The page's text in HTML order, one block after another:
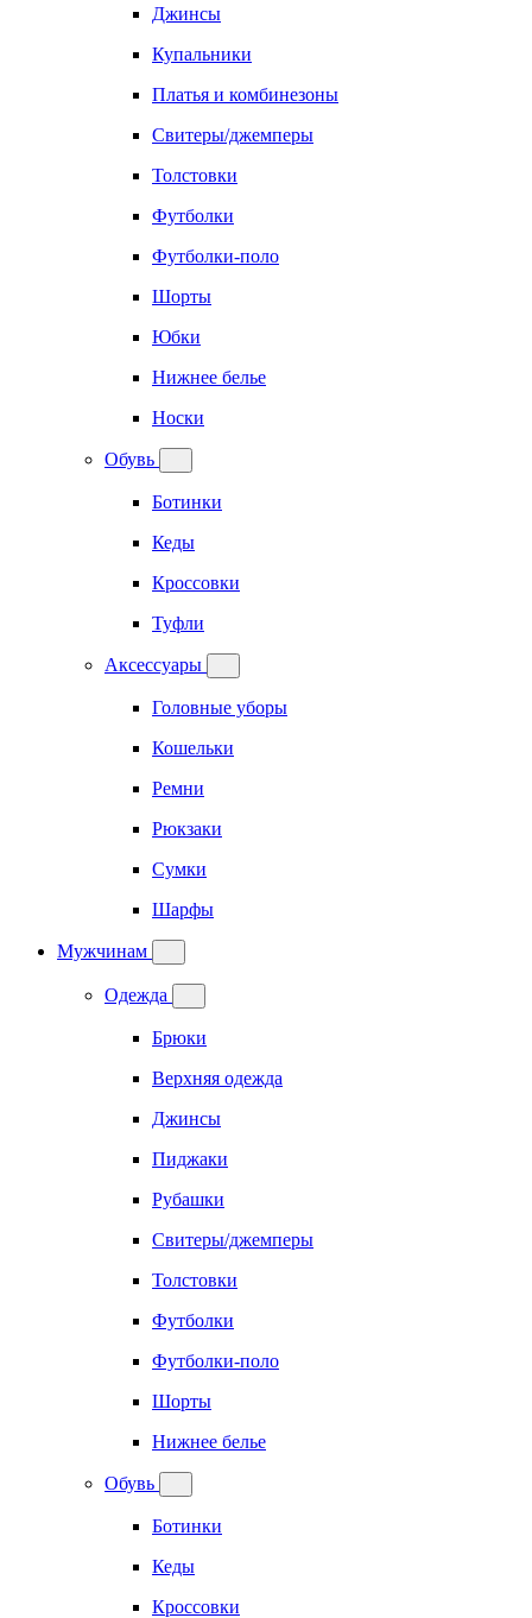
Джинсы
Купальники
Платья и комбинезоны
Свитеры/джемперы
Толстовки
Футболки
Футболки-поло
Шорты
Юбки
Нижнее белье
Носки
Обувь
Ботинки
Кеды
Кроссовки
Туфли
Аксессуары
Головные уборы
Кошельки
Ремни
Рюкзаки
Сумки
Шарфы
Мужчинам
Одежда
Брюки
Верхняя одежда
Джинсы
Пиджаки
Рубашки
Свитеры/джемперы
Толстовки
Футболки
Футболки-поло
Шорты
Нижнее белье
Обувь
Ботинки
Кеды
Кроссовки